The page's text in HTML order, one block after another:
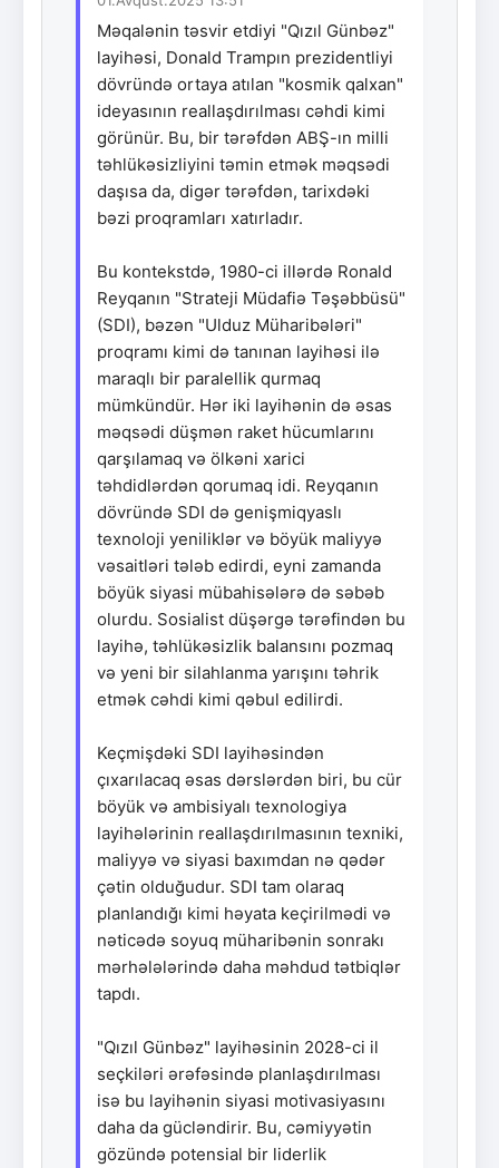
Məqalənin təsvir etdiyi "Qızıl Günbəz"
layihəsi, Donald Trampın prezidentliyi
dövründə ortaya atılan "kosmik qalxan"
ideyasının reallaşdırılması cəhdi kimi
görünür. Bu, bir tərəfdən ABŞ-ın milli
təhlükəsizliyini təmin etmək məqsədi
daşısa da, digər tərəfdən, tarixdəki
bəzi proqramları xatırladır.
Bu kontekstdə, 1980-ci illərdə Ronald
Reyqanın "Strateji Müdafiə Təşəbbüsü"
(SDI), bəzən "Ulduz Müharibələri"
proqramı kimi də tanınan layihəsi ilə
maraqlı bir paralellik qurmaq
mümkündür. Hər iki layihənin də əsas
məqsədi düşmən raket hücumlarını
qarşılamaq və ölkəni xarici
təhdidlərdən qorumaq idi. Reyqanın
dövründə SDI də genişmiqyaslı
texnoloji yeniliklər və böyük maliyyə
vəsaitləri tələb edirdi, eyni zamanda
böyük siyasi mübahisələrə də səbəb
olurdu. Sosialist düşərgə tərəfindən bu
layihə, təhlükəsizlik balansını pozmaq
və yeni bir silahlanma yarışını təhrik
etmək cəhdi kimi qəbul edilirdi.
Keçmişdəki SDI layihəsindən
çıxarılacaq əsas dərslərdən biri, bu cür
böyük və ambisiyalı texnologiya
layihələrinin reallaşdırılmasının texniki,
maliyyə və siyasi baxımdan nə qədər
çətin olduğudur. SDI tam olaraq
planlandığı kimi həyata keçirilmədi və
nəticədə soyuq müharibənin sonrakı
mərhələlərində daha məhdud tətbiqlər
tapdı.
"Qızıl Günbəz" layihəsinin 2028-ci il
seçkiləri ərəfəsində planlaşdırılması
isə bu layihənin siyasi motivasiyasını
daha da gücləndirir. Bu, cəmiyyətin
gözündə potensial bir liderlik